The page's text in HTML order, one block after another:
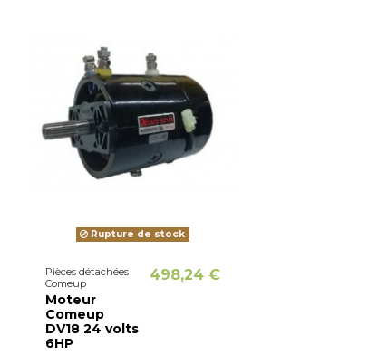
Rupture de stock
Pièces détachées
Comeup
Moteur
Comeup
DV18 24 volts
6HP
498,24 €